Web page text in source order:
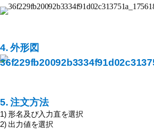
4. 外形図
5. 注文方法
1) 形名及び入力直を選択
2) 出力値を選択